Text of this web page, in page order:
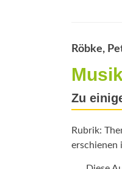
Röbke,
Zu
Rubrik:
erschienen